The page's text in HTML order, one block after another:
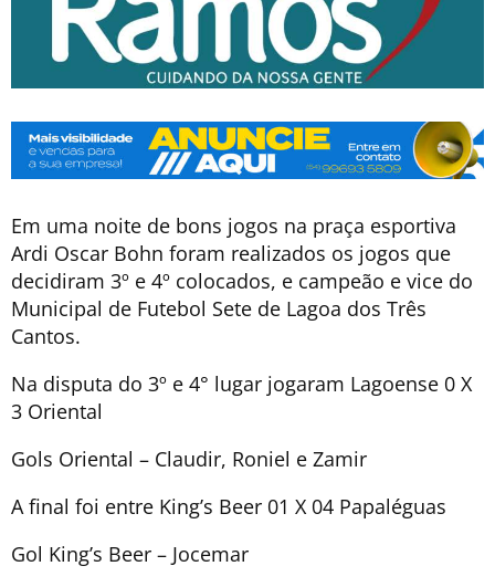
Em uma noite de bons jogos na praça esportiva
Ardi Oscar Bohn foram realizados os jogos que
decidiram 3º e 4º colocados, e campeão e vice do
Municipal de Futebol Sete de Lagoa dos Três
Cantos.
Na disputa do 3º e 4° lugar jogaram Lagoense 0 X
3 Oriental
Gols Oriental – Claudir, Roniel e Zamir
A final foi entre King’s Beer 01 X 04 Papaléguas
Gol King’s Beer – Jocemar